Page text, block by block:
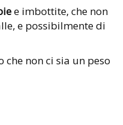
e imbottite, che non
e possibilmente di
che non ci sia un peso